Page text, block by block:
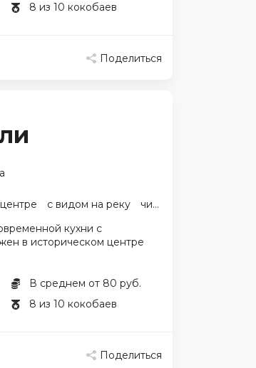
8 из 10 кокобаев
Поделиться
с видом на реку
чизкейк
кухни с
в историческом центре
В среднем от 80 руб.
8 из 10 кокобаев
Поделиться